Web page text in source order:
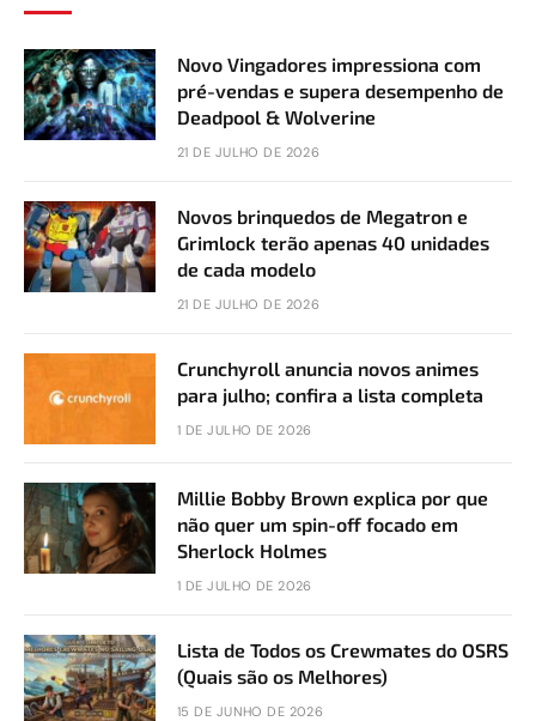
Novo Vingadores impressiona com
pré-vendas e supera desempenho de
Deadpool & Wolverine
21 DE JULHO DE 2026
Novos brinquedos de Megatron e
Grimlock terão apenas 40 unidades
de cada modelo
21 DE JULHO DE 2026
Crunchyroll anuncia novos animes
para julho; confira a lista completa
1 DE JULHO DE 2026
Millie Bobby Brown explica por que
não quer um spin-off focado em
Sherlock Holmes
1 DE JULHO DE 2026
Lista de Todos os Crewmates do OSRS
(Quais são os Melhores)
15 DE JUNHO DE 2026